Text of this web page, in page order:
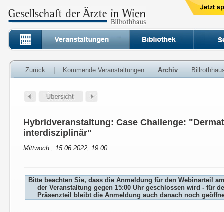
Zurück Kommende Veranstaltungen Archiv
Hybridveranstaltung: Case Challenge:
interdisziplinär"
Mittwoch , 15.06.2022, 19:00
Bitte beachten Sie, dass die Anmeldung für den Webinarteil
der Veranstaltung gegen 15:00 Uhr geschlossen wird - für
Präsenzteil bleibt die Anmeldung auch danach noch